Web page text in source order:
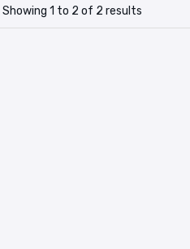
Showing 1 to 2 of 2 results